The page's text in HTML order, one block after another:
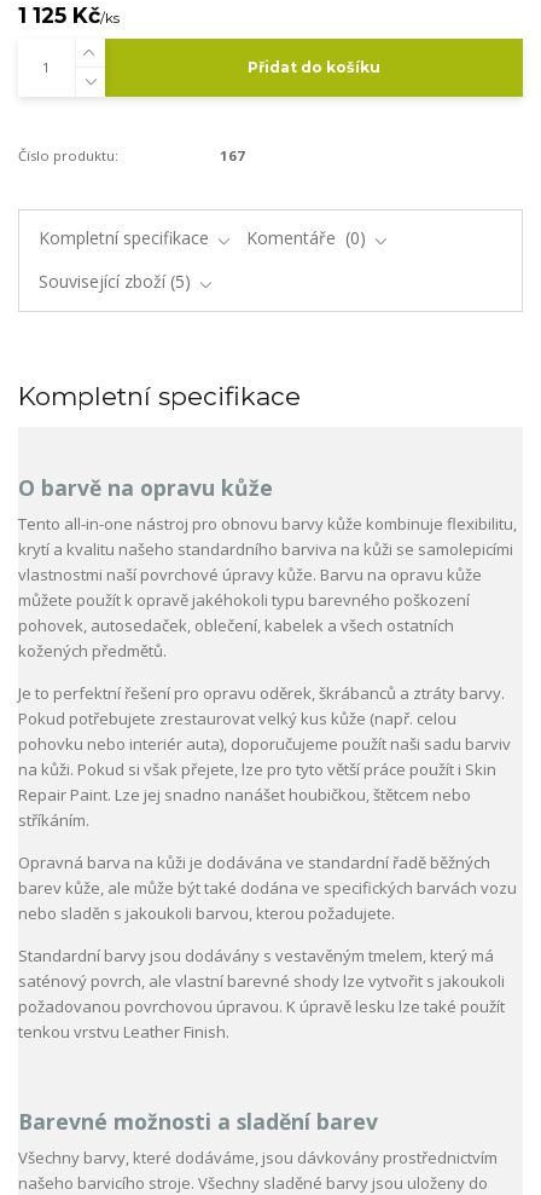
1 125 Kč/ks
Přidat do košíku
Číslo produktu: 167
Kompletní specifikace Komentáře
0
Související zboží 5
Kompletní specifikace
O barvě na opravu kůže
Tento all-in-one nástroj pro obnovu barvy kůže kombinuje flexibilitu,
krytí a kvalitu našeho standardního barviva na kůži se samolepicími
vlastnostmi naší povrchové úpravy kůže. Barvu na opravu kůže
můžete použít k opravě jakéhokoli typu barevného poškození
pohovek, autosedaček, oblečení, kabelek a všech ostatních
kožených předmětů.
Je to perfektní řešení pro opravu oděrek, škrábanců a ztráty barvy.
Pokud potřebujete zrestaurovat velký kus kůže (např. celou
pohovku nebo interiér auta), doporučujeme použít naši sadu barviv
na kůži. Pokud si však přejete, lze pro tyto větší práce použít i Skin
Repair Paint. Lze jej snadno nanášet houbičkou, štětcem nebo
stříkáním.
Opravná barva na kůži je dodávána ve standardní řadě běžných
barev kůže, ale může být také dodána ve specifických barvách vozu
nebo sladěn s jakoukoli barvou, kterou požadujete.
Standardní barvy jsou dodávány s vestavěným tmelem, který má
saténový povrch, ale vlastní barevné shody lze vytvořit s jakoukoli
požadovanou povrchovou úpravou. K úpravě lesku lze také použít
tenkou vrstvu Leather Finish.
Barevné možnosti a sladění barev
Všechny barvy, které dodáváme, jsou dávkovány prostřednictvím
našeho barvicího stroje. Všechny sladěné barvy jsou uloženy do